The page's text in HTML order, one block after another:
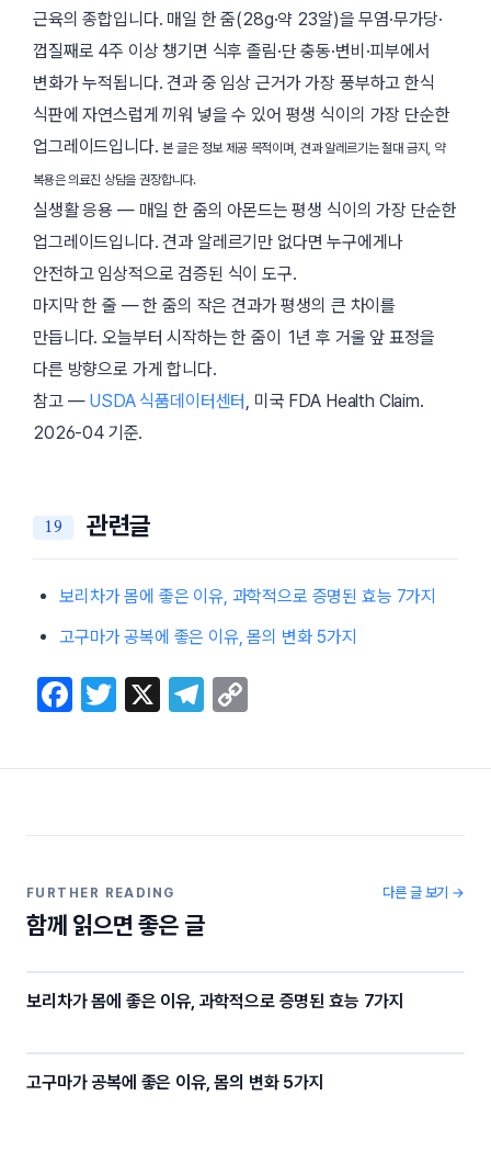
근육의 종합입니다. 매일 한 줌(28g·약 23알)을 무염·무가당·
껍질째로 4주 이상 챙기면 식후 졸림·단 충동·변비·피부에서
변화가 누적됩니다. 견과 중 임상 근거가 가장 풍부하고 한식
식판에 자연스럽게 끼워 넣을 수 있어 평생 식이의 가장 단순한
업그레이드입니다.본 글은 정보 제공 목적이며, 견과 알레르기는 절대 금지, 약
복용은 의료진 상담을 권장합니다.
실생활 응용 — 매일 한 줌의 아몬드는 평생 식이의 가장 단순한
업그레이드입니다. 견과 알레르기만 없다면 누구에게나
안전하고 임상적으로 검증된 식이 도구.
마지막 한 줄 — 한 줌의 작은 견과가 평생의 큰 차이를
만듭니다. 오늘부터 시작하는 한 줌이 1년 후 거울 앞 표정을
다른 방향으로 가게 합니다.
참고 — USDA 식품데이터센터, 미국 FDA Health Claim.
2026-04기준.
관련글
보리차가 몸에 좋은 이유, 과학적으로 증명된 효능 7가지
고구마가 공복에 좋은 이유, 몸의 변화 5가지
F
c
b
o
k
T
itt
X
T
e
a
p
Li
FURTHER READING
함께 읽으면 좋은 글
다른 글 보기 →
보리차가 몸에 좋은 이유, 과학적으로 증명된 효능 7가지
고구마가 공복에 좋은 이유, 몸의 변화 5가지